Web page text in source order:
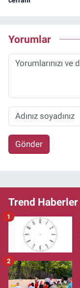
Yorumlar
Gönder
Trend Haberler
1
2